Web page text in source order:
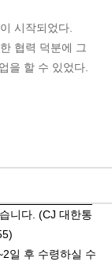
시작되었다.
협력 덕분에 그
을 할 수 있었다.
니다. (CJ 대한통
일 후 수령하실 수